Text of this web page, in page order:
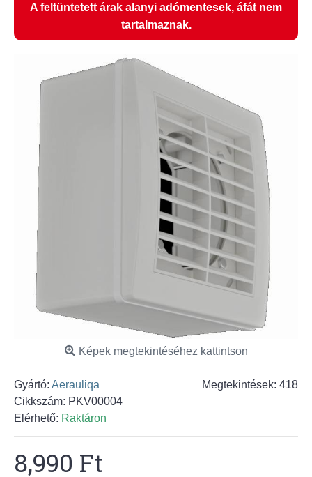
A feltüntetett árak alanyi adómentesek, áfát nem
tartalmaznak.
Képek megtekintéséhez kattintson
Megtekintések: 418
Gyártó: Aerauliqa
Cikkszám: PKV00004
Elérhető: Raktáron
8,990 Ft